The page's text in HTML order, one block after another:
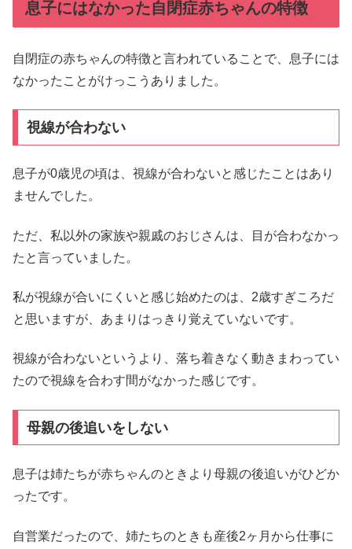
息子にはなかった自閉症赤ちゃんの特徴
自閉症の赤ちゃんの特徴と言われていることで、息子には
なかったことがけっこうありました。
視線が合わない
息子が0歳児の頃は、視線が合わないと感じたことはあり
ませんでした。
ただ、私以外の家族や親戚のおじさんは、目が合わなかっ
たと言っていました。
私が視線が合いにくいと感じ始めたのは、2歳すぎころだ
と思いますが、あまりはっきり覚えていないです。
視線が合わないというより、落ち着きなく動きまわってい
たので視線を合わす間がなかった感じです。
母親の後追いをしない
息子は姉たちが赤ちゃんのときより母親の後追いがひどか
ったです。
自営業だったので、姉たちのときも産後2ヶ月から仕事に